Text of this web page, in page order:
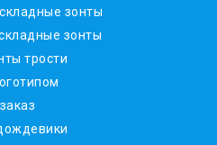
зонты
зонты
трости